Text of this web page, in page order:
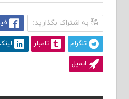
به اشتراک بگذارید:
تلگرام تامبلر
ایمیل